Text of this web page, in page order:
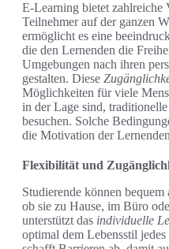
E-Learning bietet zahlreiche
Teilnehmer auf der ganzen
ermöglicht es eine
die den Lernenden die
Umgebungen nach ihren
gestalten. Diese
Möglichkeiten für viele
in der Lage sind,
besuchen. Solche
die Motivation der
Flexibilität und
Studierende können
ob sie zu Hause, im Büro
unterstützt das individuelle
optimal dem Lebensstil